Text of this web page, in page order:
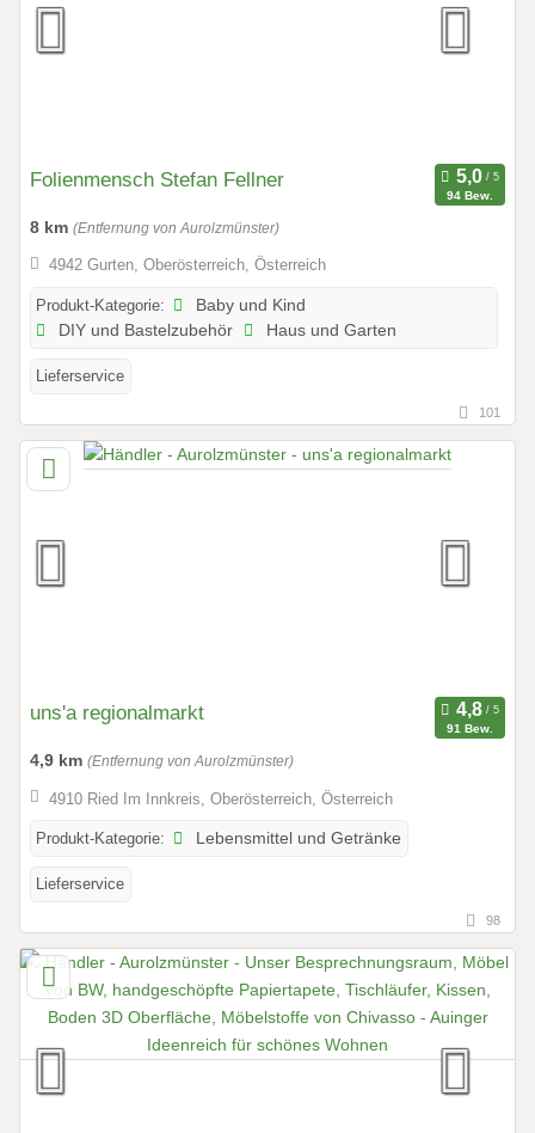
Folienmensch Stefan Fellner
94 Bew.
8 km (Entfernung von Aurolzmünster)
4942 Gurten, Oberösterreich, Österreich
Produkt-Kategorie:
Baby und Kind
DIY und Bastelzubehör
Haus und Garten
Lieferservice
101
uns'a regionalmarkt
91 Bew.
4,9 km (Entfernung von Aurolzmünster)
4910 Ried Im Innkreis, Oberösterreich, Österreich
Produkt-Kategorie: Lebensmittel und Getränke
Lieferservice
98